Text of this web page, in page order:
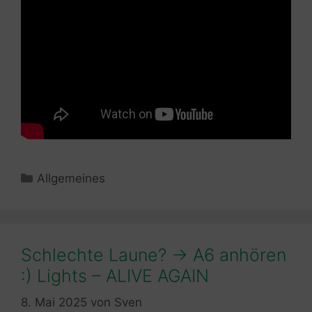
Kategorien
Allgemeines
Schlechte Laune? -> A6 anhören
:) Lights – ALIVE AGAIN
8. Mai 2025 von Sven